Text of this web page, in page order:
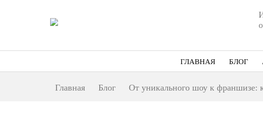
ГЛАВНАЯ БЛОГ
Главная Блог От уникального шоу к франшизе: